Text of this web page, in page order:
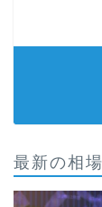
最新の相